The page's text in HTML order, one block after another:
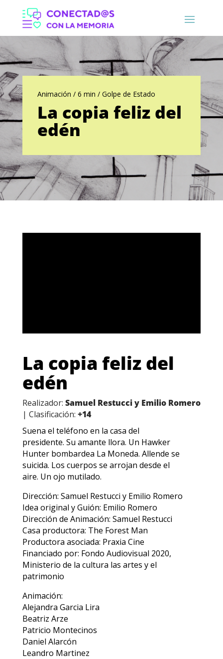
Animación / 6 min / Golpe de Estado
La copia feliz del
edén
La copia feliz del
edén
Realizador: Samuel Restucci y Emilio Romero
| Clasificación: +14
Suena el teléfono en la casa del
presidente. Su amante llora. Un Hawker
Hunter bombardea La Moneda. Allende se
suicida. Los cuerpos se arrojan desde el
aire. Un ojo mutilado.
Dirección: Samuel Restucci y Emilio Romero
Idea original y Guión: Emilio Romero
Dirección de Animación: Samuel Restucci
Casa productora: The Forest Man
Productora asociada: Praxia Cine
Financiado por: Fondo Audiovisual 2020,
Ministerio de la cultura las artes y el
patrimonio
Animación:
Alejandra Garcia Lira
Beatriz Arze
Patricio Montecinos
Daniel Alarcón
Leandro Martinez